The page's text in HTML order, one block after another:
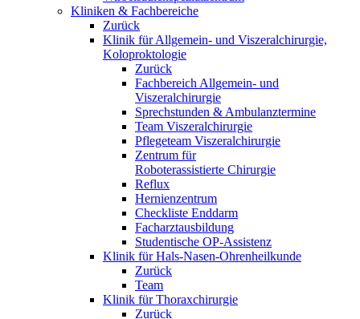
Kliniken & Fachbereiche
Zurück
Klinik für Allgemein- und Viszeralchirurgie,
Koloproktologie
Zurück
Fachbereich Allgemein- und
Viszeralchirurgie
Sprechstunden & Ambulanztermine
Team Viszeralchirurgie
Pflegeteam Viszeralchirurgie
Zentrum für
Roboterassistierte Chirurgie
Reflux
Hernienzentrum
Checkliste Enddarm
Facharztausbildung
Studentische OP-Assistenz
Klinik für Hals-Nasen-Ohrenheilkunde
Zurück
Team
Klinik für Thoraxchirurgie
Zurück